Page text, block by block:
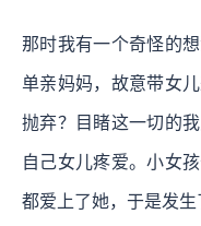
那时我有一个奇怪的
单亲妈妈，故意带女
抛弃？目睹这一切的
自己女儿疼爱。小女
都爱上了她，于是发生